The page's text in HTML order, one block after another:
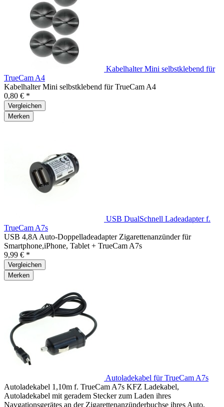
Kabelhalter Mini selbstklebend für
TrueCam A4
Kabelhalter Mini selbstklebend für TrueCam A4
0,80 € *
Vergleichen
Merken
USB DualSchnell Ladeadapter f.
TrueCam A7s
USB 4,8A Auto-Doppelladeadapter Zigarettenanzünder für
Smartphone,iPhone, Tablet + TrueCam A7s
9,99 € *
Vergleichen
Merken
Autoladekabel für TrueCam A7s
Autoladekabel 1,10m f. TrueCam A7s KFZ Ladekabel,
Autoladekabel mit geradem Stecker zum Laden ihres
Navgationsgerätes an der Zigarettenanzünderbuchse ihres Auto,